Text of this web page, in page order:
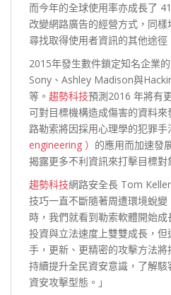
而今年的全球使用率亦成長了
改變網路廣告的經營方式，同
尋找取得使用者資訊的其他途徑
2015年發生數件鎖定知名企業
Sony、Ashley Madison與
等。 趨勢科技預測2016 年將有
可對目標機構造成傷害的資料
路勒索將因採用心理學的犯罪手
engineering ） 的應用而加速發
揭露更多不利資訊來打擊目標對
趨勢科技網路安全長 Tom
技巧一直不斷隨著周遭環境蛻
時，我們就看到勒索軟體開始
投資與立法速度上雙雙成長，
手，更新、更精密的攻擊方法
持續提升全民資安意識，了解
資安攻擊型態。」